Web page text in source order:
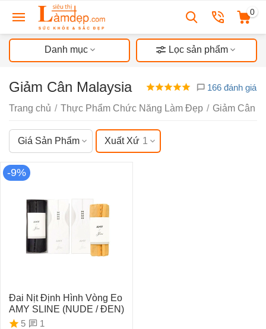
0
Danh mục Lọc sản phẩm
Giảm Cân Malaysia 166 đánh giá
Trang chủ / Thực Phẩm Chức Năng Làm Đẹp / Giảm Cân
Giá Sản Phẩm Xuất Xứ 1
-9%
Đai Nịt Định Hình Vòng Eo
AMY SLINE (NUDE / ĐEN)
5
1